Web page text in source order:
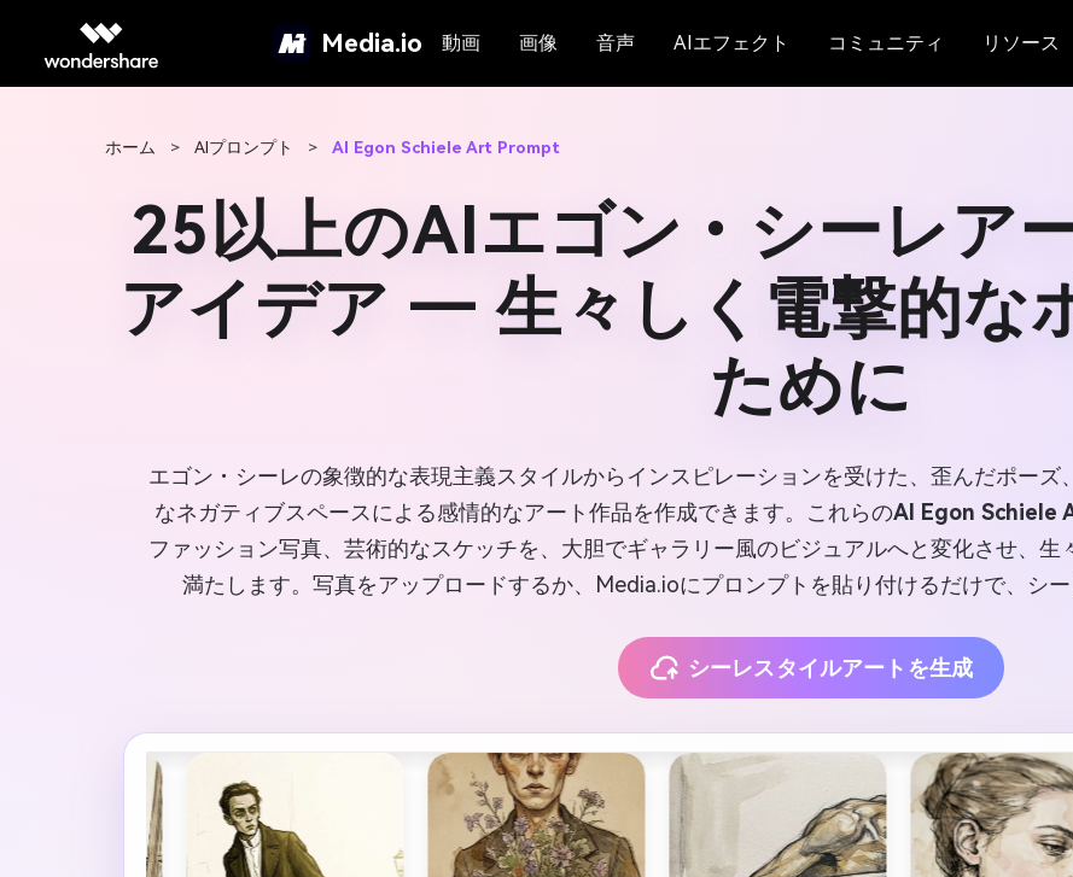
Media.io 動画 画像 音声 AIエフェクト コミュニティ リソース
ホーム > AIプロンプト > AI Egon Schiele Art Prompt
25以上のAIエゴン・シーレア
アイデア ― 生々しく電撃的な
ために
エゴン・シーレの象徴的な表現主義スタイルからインスピレーションを受けた、歪んだポー
なネガティブスペースによる感情的なアート作品を作成できます。これらのAI Egon Schiele
ファッション写真、芸術的なスケッチを、大胆でギャラリー風のビジュアルへと変化させ、
満たします。写真をアップロードするか、Media.ioにプロンプトを貼り付けるだけで、シ
シーレスタイルアートを生成